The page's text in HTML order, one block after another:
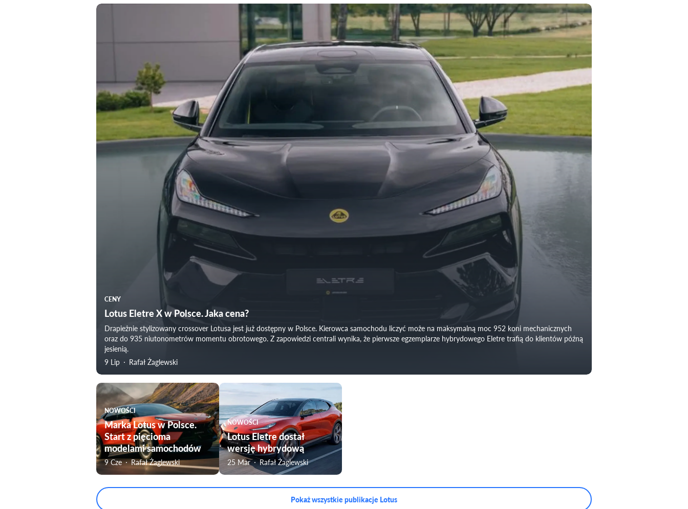
CENY
Lotus Eletre X w Polsce. Jaka cena?
Drapieżnie stylizowany crossover Lotusa jest już dostępny w Polsce. Kierowca samochodu liczyć może na maksymalną moc 952 koni mechanicznych
oraz do 935 niutonometrów momentu obrotowego. Z zapowiedzi centrali wynika, że pierwsze egzemplarze hybrydowego Eletre trafią do klientów późną
jesienią.
9 Lip
Rafał Żaglewski
NOWOŚCI
Marka Lotus w Polsce.
Start z pięcioma
modelami samochodów
9 Cze Rafał Żaglewski
NOWOŚCI
Lotus Eletre dostał
wersję hybrydową
25 Mar Rafał Żaglewski
Pokaż wszystkie publikacje Lotus